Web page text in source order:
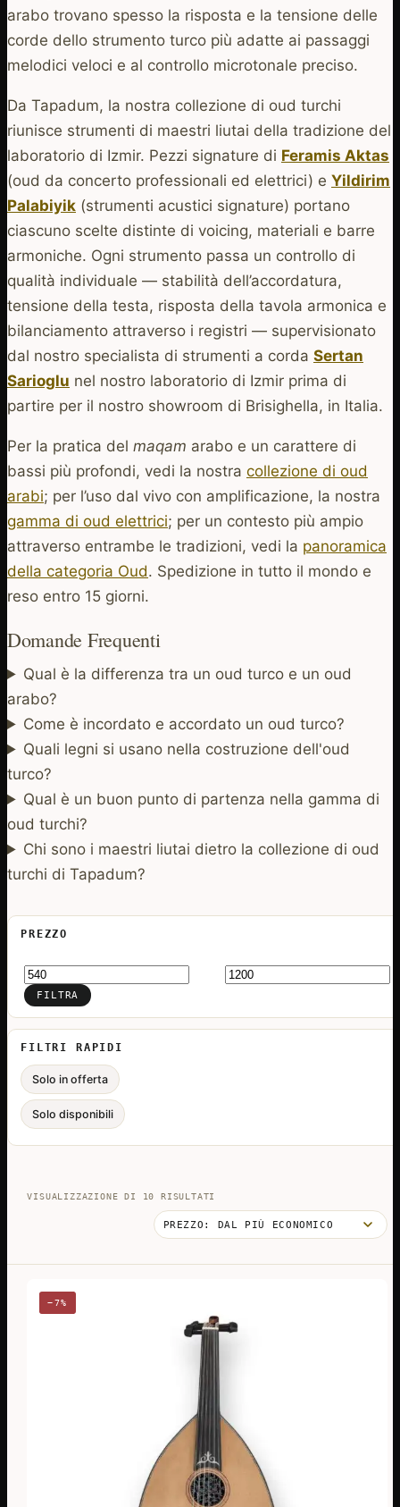
arabo trovano spesso la risposta e la tensione delle
corde dello strumento turco più adatte ai passaggi
melodici veloci e al controllo microtonale preciso.
Da Tapadum, la nostra collezione di oud turchi
riunisce strumenti di maestri liutai della tradizione del
laboratorio di Izmir. Pezzi signature di Feramis Aktas
(oud da concerto professionali ed elettrici) e Yildirim
Palabiyik (strumenti acustici signature) portano
ciascuno scelte distinte di voicing, materiali e barre
armoniche. Ogni strumento passa un controllo di
qualità individuale — stabilità dell’accordatura,
tensione della testa, risposta della tavola armonica e
bilanciamento attraverso i registri — supervisionato
dal nostro specialista di strumenti a corda Sertan
Sarioglu nel nostro laboratorio di Izmir prima di
partire per il nostro showroom di Brisighella, in Italia.
Per la pratica del maqam arabo e un carattere di
bassi più profondi, vedi la nostra collezione di oud
arabi; per l’uso dal vivo con amplificazione, la nostra
gamma di oud elettrici; per un contesto più ampio
attraverso entrambe le tradizioni, vedi la panoramica
della categoria Oud. Spedizione in tutto il mondo e
reso entro 15 giorni.
Domande Frequenti
Qual è la differenza tra un oud turco e un oud
arabo?
Come è incordato e accordato un oud turco?
Quali legni si usano nella costruzione dell'oud
turco?
Qual è un buon punto di partenza nella gamma di
oud turchi?
Chi sono i maestri liutai dietro la collezione di oud
turchi di Tapadum?
PREZZO
Prezzo
Min
Prezzo
MaxFILTRA
FILTRI RAPIDI
Solo in offerta
Solo disponibili
VISUALIZZAZIONE DI 10 RISULTATI
PIÙ
−7%